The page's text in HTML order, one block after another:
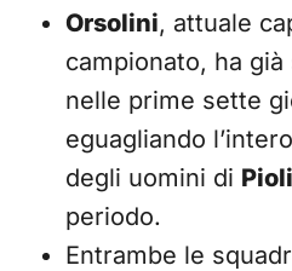
Orsolini, attuale
campionato, ha
nelle prime sette
eguagliando
degli uomini di Pioli
periodo.
Entrambe le